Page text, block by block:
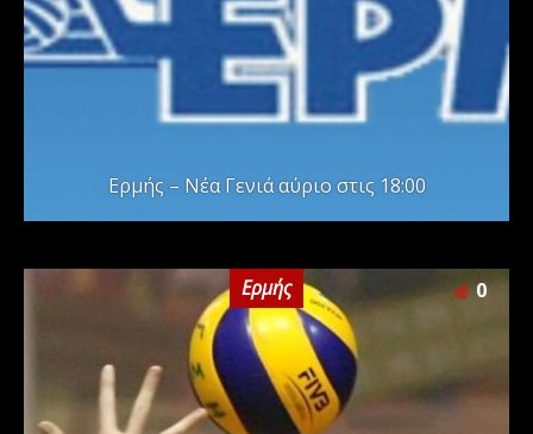
Ερμής – Νέα Γενιά αύριο στις 18:00
Ερμής 0